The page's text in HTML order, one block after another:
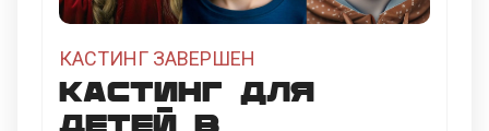
КАСТИНГ ЗАВЕРШЕН
Кастинг для
детей в